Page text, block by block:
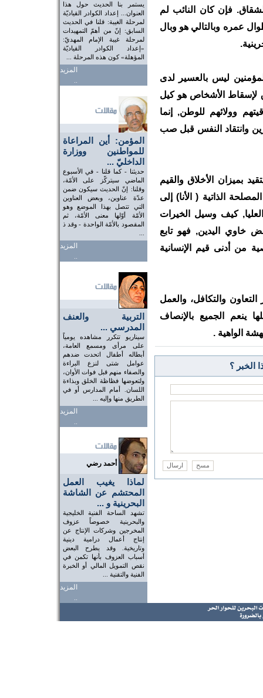
يستمر بنا الحديث حول هذا
العنوان... إعداد الكوادر القياديّة
لمرحلة الغيبة: قلنا في الحديث
السابق: إنّ من أهمّ التمهيدات
لمرحلة غيبة الإمام المهديّ:
«إعداد الكوادر القياديّة
المؤهلة» كون هذه المرحلة ...
المزيد
..
المؤمن: أين المراعاة
للمواطنين ووزارة
الداخليّ ...
حديثنا - كما قلنا - في الأسبوع
الماضي سيتركّز على الأمّة،
وقلنا: إنّ الحديث سيكون ضمن
عدّة عناوين، وبعض العناوين
التي تتصل بهذا الموضع وهو
الأمّة أوّلها معنى الأمّة، ثم
المقصود بالأمّة الواحدة - وقد ذ
المزيد
..
التربية والعنف
المدرسي ...
سيناريو تتكرر مشاهده يومياً
على مرأى ومسمع العامة،
أبطاله أطفال اتحدت ضدهم
عوامل شتى لنزع البراءة
والصفاء منهم قبل فوات الأوان،
ولتعوضها فظاظة الخلق وبذاءة
اللسان. أمام المدارس أو في
الطريق منها وإليه ...
المزيد
..
أحمد رضي
لماذا يغيب العمل
المحتشم عن الشاشة
البحرينية و ...
تشهد الساحة الفنية الخليجية
والبحرينية خصوصاً عزوف
المخرجين وشركات الإنتاج عن
إنتاج أعمال درامية دينية
وتاريخية. وقد يطرح البعض
أسباب العزوف بأنها تكمن في
نقص التمويل المالي أو الخبرة
الفنية والتقنية ...
المزيد
..
فإن كان النائب لم
عمره وبالتالي هو وبال
ليس بالعسير لدى
لإسقاط الأشخاص هو كيل
وولائهم للوطن, إنما
وانتقاد النفس قبل صب
بميزان الأخلاق والقيم
الذاتية ( الأنا) إلى
كيف وسيل الخيرات
خاوي اليدين, فهو تابع
من أدنى قيم الإنسانية
والتكافل، والعمل
ينعم الجميع بالإنصاف
الواهية .
الخبر ؟